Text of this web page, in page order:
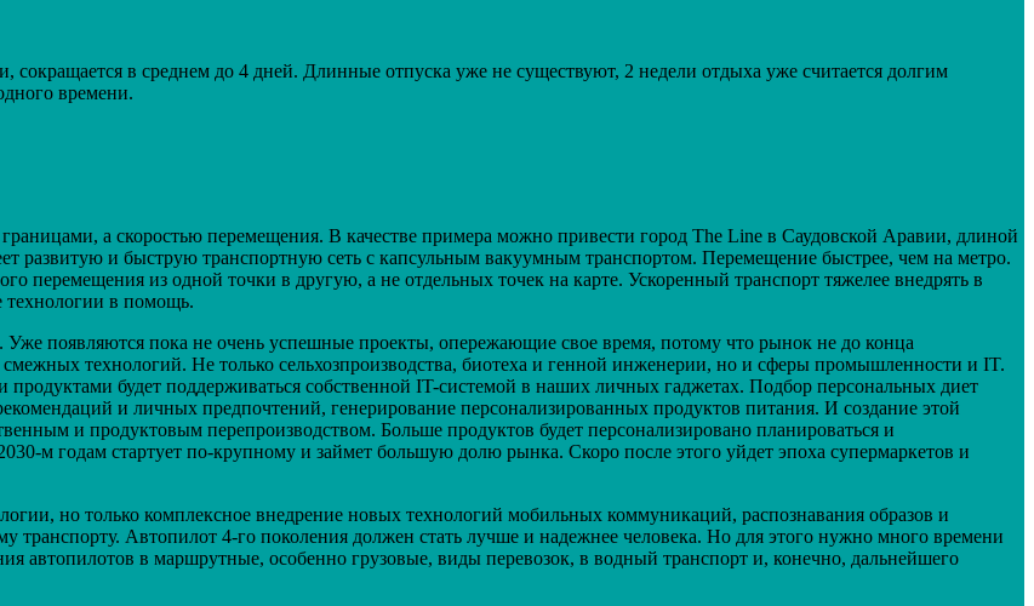
сокращается в среднем до 4 дней. Длинные отпуска уже не существуют, 2 недели отдыха уже считается долгим
времени.
а скоростью перемещения. В качестве примера можно привести город The Line в Саудовской Аравии, длиной
развитую и быструю транспортную сеть с капсульным вакуумным транспортом. Перемещение быстрее, чем на метро.
перемещения из одной точки в другую, а не отдельных точек на карте. Ускоренный транспорт тяжелее внедрять в
технологии в помощь.
появляются пока не очень успешные проекты, опережающие свое время, потому что рынок не до конца
технологий. Не только сельхозпроизводства, биотеха и генной инженерии, но и сферы промышленности и IT.
будет поддерживаться собственной IT-системой в наших личных гаджетах. Подбор персональных диет
и личных предпочтений, генерирование персонализированных продуктов питания. И создание этой
и продуктовым перепроизводством. Больше продуктов будет персонализировано планироваться и
м годам стартует по-крупному и займет большую долю рынка. Скоро после этого уйдет эпоха супермаркетов и
но только комплексное внедрение новых технологий мобильных коммуникаций, распознавания образов и
транспорту. Автопилот 4-го поколения должен стать лучше и надежнее человека. Но для этого нужно много времени
автопилотов в маршрутные, особенно грузовые, виды перевозок, в водный транспорт и, конечно, дальнейшего